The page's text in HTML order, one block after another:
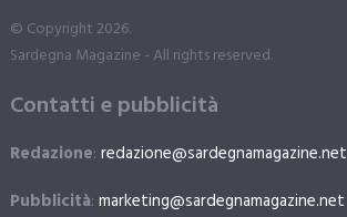
© Copyright 2026.
Sardegna Magazine - All rights reserved.
Contatti e pubblicità
Redazione: redazione@sardegnamagazine.net
Pubblicità: marketing@sardegnamagazine.net